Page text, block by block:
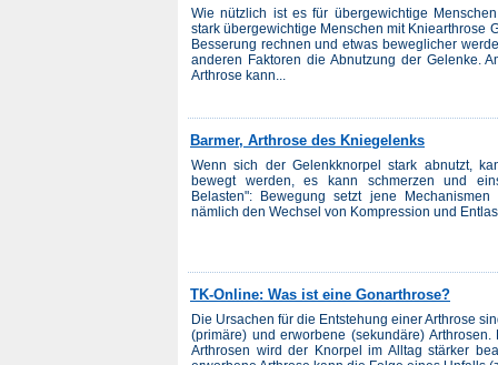
Wie nützlich ist es für übergewichtige
stark übergewichtige Menschen mit Kniearthrose
Besserung rechnen und etwas beweglicher
anderen Faktoren die Abnutzung der Gelenke.
Arthrose kann...
Barmer, Arthrose des Kniegelenks
Wenn sich der Gelenkknorpel stark abnutzt,
bewegt werden, es kann schmerzen und
Belasten": Bewegung setzt jene
nämlich den Wechsel von Kompression und
TK-Online: Was ist eine Gonarthrose?
Die Ursachen für die Entstehung einer Arthrose
(primäre) und erworbene (sekundäre)
Arthrosen wird der Knorpel im Alltag stärker